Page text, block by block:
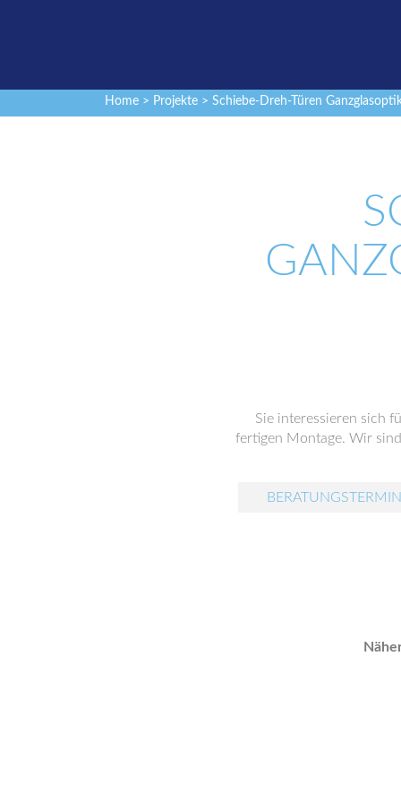
Home > Projekte > Schiebe-Dreh-Türen
Sie interessieren sich
fertigen Montage. Wir